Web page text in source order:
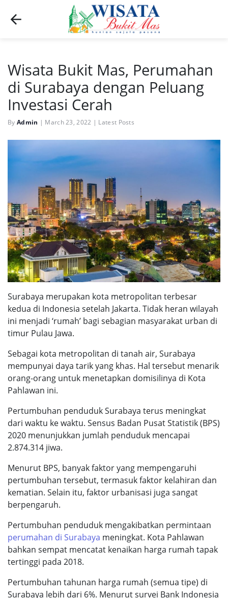
Wisata Bukit Mas, Perumahan
di Surabaya dengan Peluang
Investasi Cerah
By Admin | March 23, 2022 | Latest Posts
Surabaya merupakan kota metropolitan terbesar
kedua di Indonesia setelah Jakarta. Tidak heran wilayah
ini menjadi ‘rumah’ bagi sebagian masyarakat urban di
timur Pulau Jawa.
Sebagai kota metropolitan di tanah air, Surabaya
mempunyai daya tarik yang khas. Hal tersebut menarik
orang-orang untuk menetapkan domisilinya di Kota
Pahlawan ini.
Pertumbuhan penduduk Surabaya terus meningkat
dari waktu ke waktu. Sensus Badan Pusat Statistik (BPS)
2020 menunjukkan jumlah penduduk mencapai
2.874.314 jiwa.
Menurut BPS, banyak faktor yang mempengaruhi
pertumbuhan tersebut, termasuk faktor kelahiran dan
kematian. Selain itu, faktor urbanisasi juga sangat
berpengaruh.
Pertumbuhan penduduk mengakibatkan permintaan
perumahan di Surabaya meningkat. Kota Pahlawan
bahkan sempat mencatat kenaikan harga rumah tapak
tertinggi pada 2018.
Pertumbuhan tahunan harga rumah (semua tipe) di
Surabaya lebih dari 6%. Menurut survei Bank Indonesia